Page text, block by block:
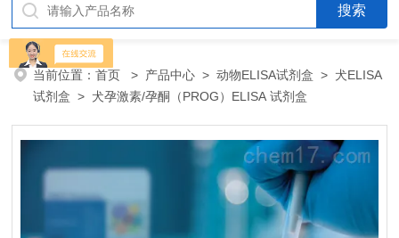
当前位置：首页 > 产品中心 >动物ELISA试剂盒 > 犬ELISA
试剂盒 > 犬孕激素/孕酮（PROG）ELISA 试剂盒